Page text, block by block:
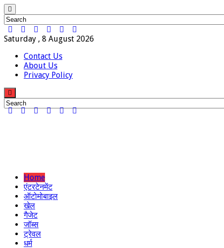
Saturday , 8 August 2026
Contact Us
About Us
Privacy Policy
Home
एंटरटेनमेंट
ऑटोमोबाइल
खेल
गैजेट
जॉब्स
ट्रेवल
धर्म